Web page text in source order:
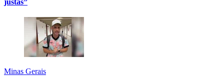
Minas Gerais